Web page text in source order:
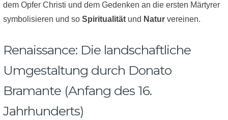
dem Opfer Christi und dem Gedenken an die ersten Märtyrer
symbolisieren und so Spiritualität und Natur vereinen.
Renaissance: Die landschaftliche
Umgestaltung durch Donato
Bramante (Anfang des 16.
Jahrhunderts)